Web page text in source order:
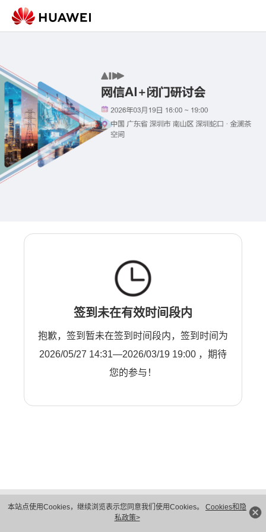
本站点使用Cookies，继续浏览表示您同意我们使用Cookies。 Cookies和隐
私政策>
签到未在有效时间段内
抱歉，签到暂未在签到时间段内，签到时间为
2026/05/27 14:31—2026/03/19 19:00 ，期待
您的参与！
隐私保护
法律声明